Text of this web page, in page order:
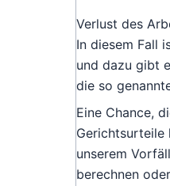
Verlust des
In diesem Fall
und dazu gibt
die so
Eine Chance,
Gerichtsurteile
unserem
berechnen